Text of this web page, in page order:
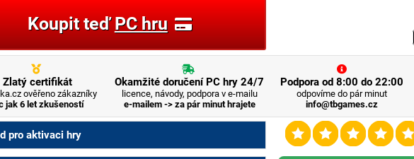
Koupit teďPC hru
Zlatý certifikát
ověřeno zákazníky
jak 6 let zkušeností
Okamžité doručení PC hry 24/7
licence, návody, podpora v e-mailu
e-mailem -> za pár minut hrajete
Podpora od 8:00 do 22:00
odpovíme do pár minut
info@tbgames.cz
pro aktivaci hry